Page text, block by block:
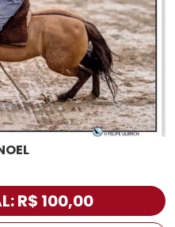
R$ 100,00